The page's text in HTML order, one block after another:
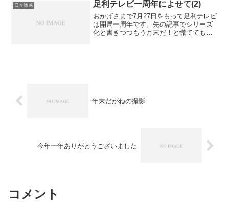
方。 オリジナルの説明不...
日々雑感 足利テレビ一周年によせて(2)
おかげさまで7月27日をもって足利テレビ
は開局一周年です。先の記事でシリーズ
化と書きつつもう月末だ！と慌ててもう
年末だがねの撮影
今年一年ありがとうございました
コメント